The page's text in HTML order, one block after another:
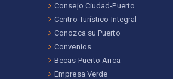
Consejo Ciudad-Puerto
Centro Turístico Integral
Conozca su Puerto
Convenios
Becas Puerto Arica
Empresa Verde